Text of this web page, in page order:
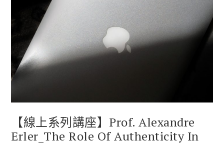
【線上系列講座】Prof. Alexandre
Erler_The Role Of Authenticity In